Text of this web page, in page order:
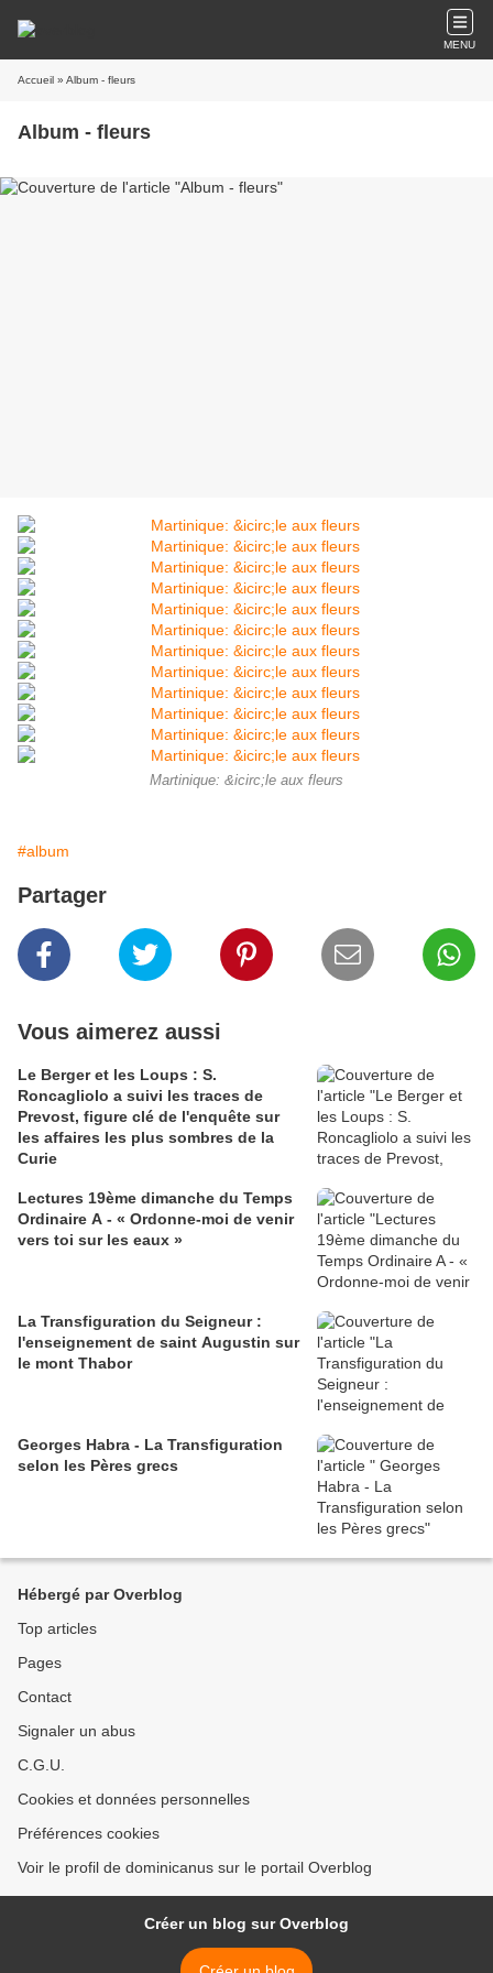
MENU
Accueil » Album - fleurs
Album - fleurs
Martinique: &icirc;le aux fleurs
#album
Partager
Vous aimerez aussi
Le Berger et les Loups : S.
Roncagliolo a suivi les traces de
Prevost, figure clé de l'enquête sur
les affaires les plus sombres de la
Curie
Lectures 19ème dimanche du Temps
Ordinaire A - « Ordonne-moi de venir
vers toi sur les eaux »
La Transfiguration du Seigneur :
l'enseignement de saint Augustin sur
le mont Thabor
Georges Habra - La Transfiguration
selon les Pères grecs
Hébergé par Overblog
Top articles
Pages
Contact
Signaler un abus
C.G.U.
Cookies et données personnelles
Préférences cookies
Voir le profil de dominicanus sur le portail Overblog
Créer un blog sur Overblog